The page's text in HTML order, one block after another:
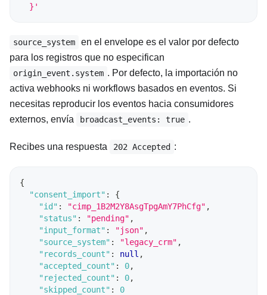
  }'
source_system
en el envelope es el valor por defecto
para los registros que no especifican
origin_event.system . Por defecto, la importación no
activa webhooks ni workflows basados en eventos. Si
necesitas reproducir los eventos hacia consumidores
externos, envía
broadcast_events: true .
Recibes una respuesta 202 Accepted :
{
"consent_import" :
{
"id" : "cimp_1B2M2Y8AsgTpgAmY7PhCfg" ,
"status" : "pending" ,
"input_format" : "json" ,
"source_system" : "legacy_crm" ,
"records_count" : null ,
"accepted_count" : 0,
"rejected_count" : 0,
"skipped_count" :
0